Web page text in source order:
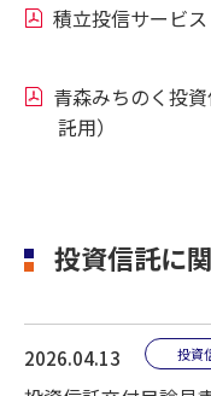
積立投信サービス
青森みちのく投
託用）
投資信託に
2026.04.13 投資